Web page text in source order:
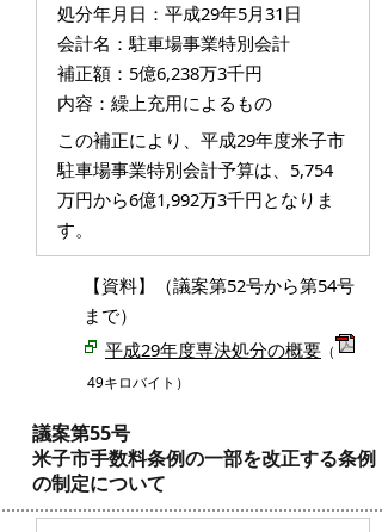
処分年月日：平成29年5月31日
会計名：駐車場事業特別会計
補正額：5億6,238万3千円
内容：繰上充用によるもの
この補正により、平成29年度米子市
駐車場事業特別会計予算は、5,754
万円から6億1,992万3千円となりま
す。
【資料】（議案第52号から第54号
まで）
平成29年度専決処分の概要 （
49キロバイト）
議案第55号
米子市手数料条例の一部を改正する条例
の制定について